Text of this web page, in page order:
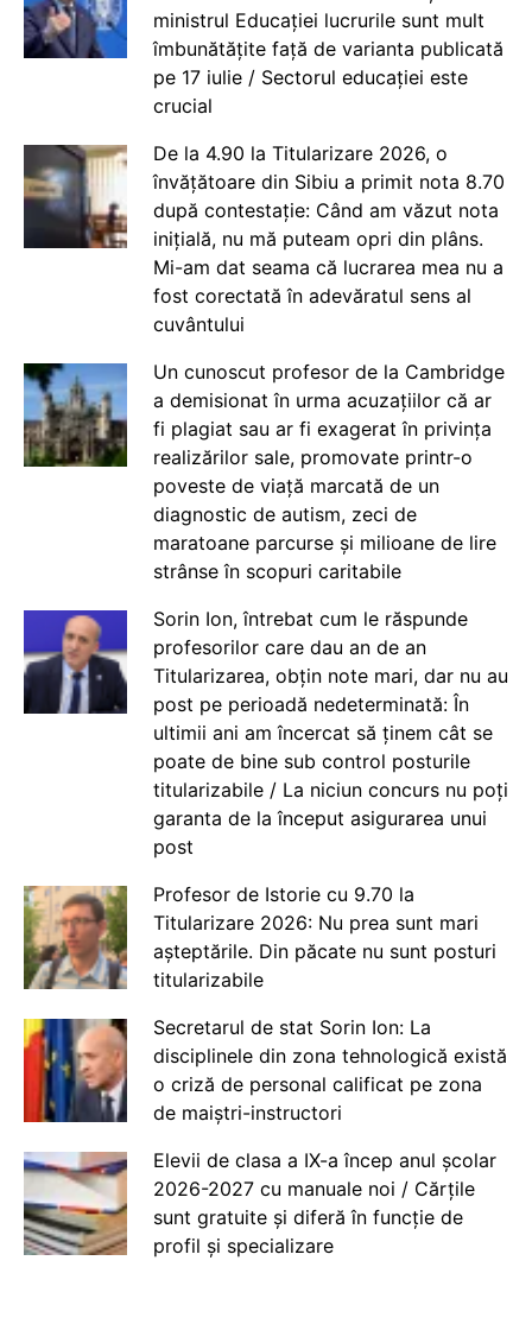
ministrul Educației lucrurile sunt mult
îmbunătățite față de varianta publicată
pe 17 iulie / Sectorul educației este
crucial
De la 4.90 la Titularizare 2026, o
învățătoare din Sibiu a primit nota 8.70
după contestație: Când am văzut nota
inițială, nu mă puteam opri din plâns.
Mi-am dat seama că lucrarea mea nu a
fost corectată în adevăratul sens al
cuvântului
Un cunoscut profesor de la Cambridge
a demisionat în urma acuzațiilor că ar
fi plagiat sau ar fi exagerat în privința
realizărilor sale, promovate printr-o
poveste de viață marcată de un
diagnostic de autism, zeci de
maratoane parcurse și milioane de lire
strânse în scopuri caritabile
Sorin Ion, întrebat cum le răspunde
profesorilor care dau an de an
Titularizarea, obțin note mari, dar nu au
post pe perioadă nedeterminată: În
ultimii ani am încercat să ținem cât se
poate de bine sub control posturile
titularizabile / La niciun concurs nu poți
garanta de la început asigurarea unui
post
Profesor de Istorie cu 9.70 la
Titularizare 2026: Nu prea sunt mari
așteptările. Din păcate nu sunt posturi
titularizabile
Secretarul de stat Sorin Ion: La
disciplinele din zona tehnologică există
o criză de personal calificat pe zona
de maiștri-instructori
Elevii de clasa a IX-a încep anul școlar
2026-2027 cu manuale noi / Cărțile
sunt gratuite și diferă în funcție de
profil și specializare